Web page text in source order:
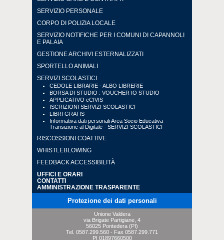
SERVIZIO PERSONALE
CORPO DI POLIZIA LOCALE
SERVIZIO NOTIFICHE PER I COMUNI DI CAPANNOLI
E PALAIA
GESTIONE ARCHIVI ESTERNALIZZATI
SPORTELLO ANIMALI
SERVIZI SCOLASTICI
CEDOLE LIBRARIE - ALBO LIBRERIE
BORSA DI STUDIO : VOUCHER IO STUDIO
APPLICATIVO eCIVIS
ISCRIZIONI SERVIZI SCOLASTICI
LIBRI GRATIS
Informativa dati personali Area Socio Educativa
Transizione al Digitale - SERVIZI SCOLASTICI
RISCOSSIONI COATTIVE
WHISTLEBLOWING
FEEDBACK ACCESSIBILITÀ
UFFICI E ORARI
CONTATTI
AMMINISTRAZIONE TRASPARENTE
Protezione dei dati personali
Unione Valdera
via Brigate Partigiane, 4
56025 Pontedera (PI)
Tel. 0587.299.560 - Fax 0587.299.771
PI 01897660500